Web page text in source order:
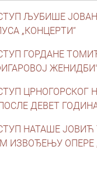
ЉУБИШЕ
„КОНЦЕРТИ“
ГОРДАНЕ
ЖЕНИДБИ"
ЦРНОГОРСКОГ
ДЕВЕТ
НАТАШЕ ЈОВИЋ
ОПЕРЕ